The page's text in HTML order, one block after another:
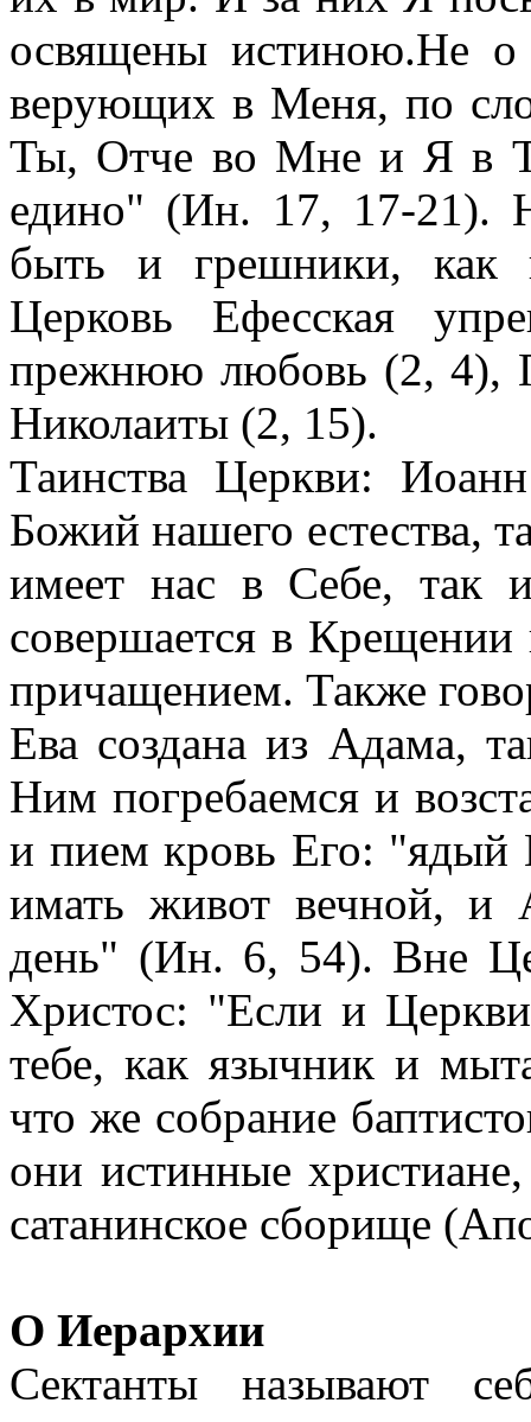
освящены истиною.Не
верующих в Меня, по
Ты, Отче во Мне и Я в
едино" (Ин. 17, 17-21).
быть и грешники, как
Церковь Ефесская
прежнюю любовь (2, 4),
Николаиты (2, 15).
Таинства Церкви:
Божий нашего естества,
имеет нас в Себе,
совершается в
причащением. Также
Ева создана из Адама,
Ним погребаемся и
и пием кровь Его:
имать живот вечной, и
день" (Ин. 6, 54). Вне
Христос: "Если и
тебе, как язычник и
что же собрание
они истинные
сатанинское сборище
О Иерархии
Сектанты называют